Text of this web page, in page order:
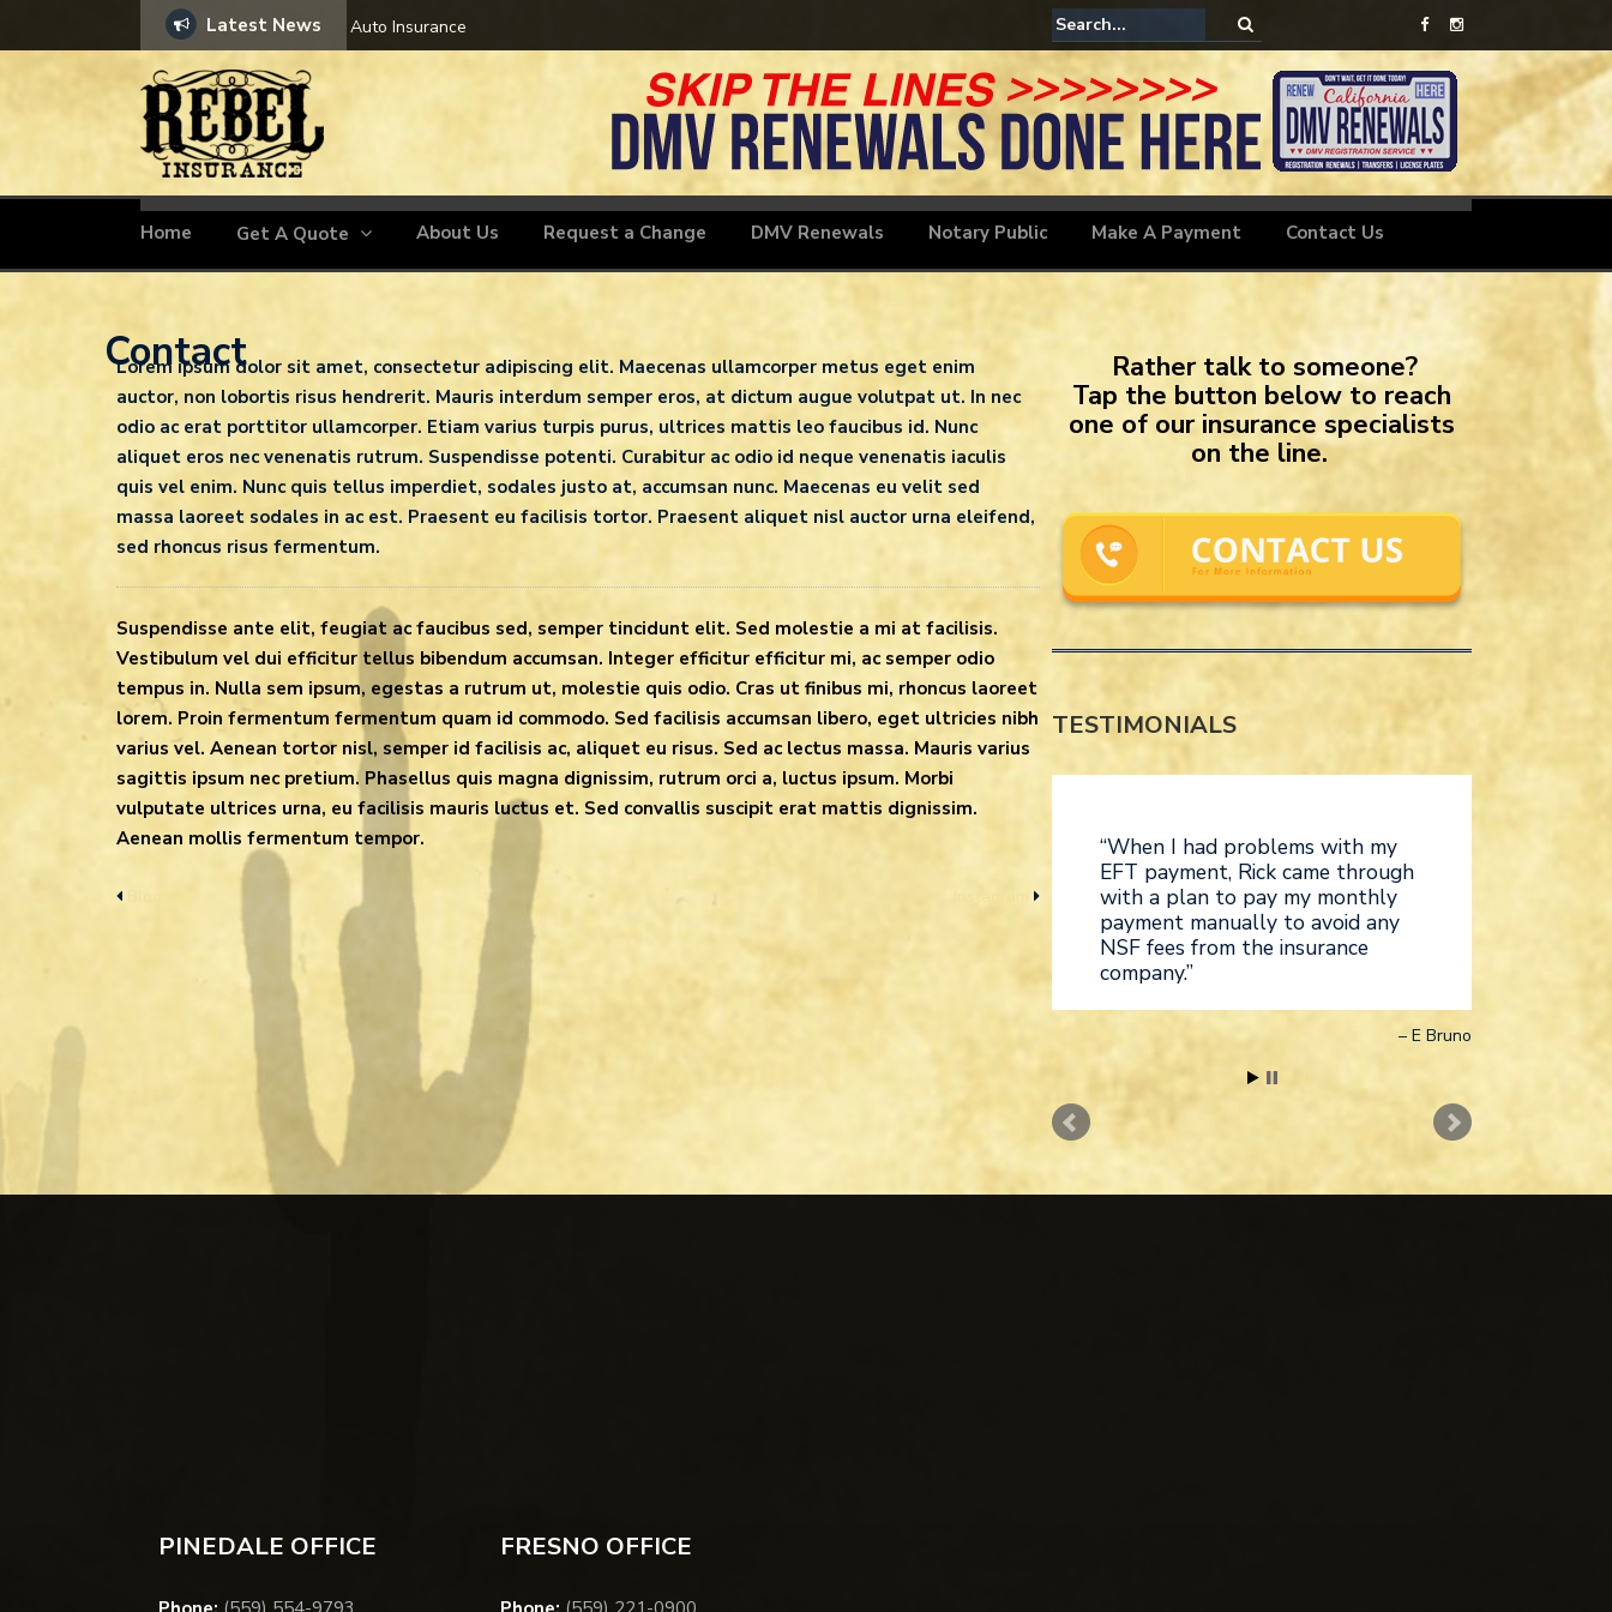
Latest News Motorcycle Insurance
Home Get A Quote About Us Request a Change DMV Renewals Notary Public Make A Payment Contact Us
Contact
Lorem ipsum dolor sit amet, consectetur adipiscing elit. Maecenas ullamcorper metus eget enim
auctor, non lobortis risus hendrerit. Mauris interdum semper eros, at dictum augue volutpat ut. In nec
odio ac erat porttitor ullamcorper. Etiam varius turpis purus, ultrices mattis leo faucibus id. Nunc
aliquet eros nec venenatis rutrum. Suspendisse potenti. Curabitur ac odio id neque venenatis iaculis
quis vel enim. Nunc quis tellus imperdiet, sodales justo at, accumsan nunc. Maecenas eu velit sed
massa laoreet sodales in ac est. Praesent eu facilisis tortor. Praesent aliquet nisl auctor urna eleifend,
sed rhoncus risus fermentum.
Suspendisse ante elit, feugiat ac faucibus sed, semper tincidunt elit. Sed molestie a mi at facilisis.
Vestibulum vel dui efficitur tellus bibendum accumsan. Integer efficitur efficitur mi, ac semper odio
tempus in. Nulla sem ipsum, egestas a rutrum ut, molestie quis odio. Cras ut finibus mi, rhoncus laoreet
lorem. Proin fermentum fermentum quam id commodo. Sed facilisis accumsan libero, eget ultricies nibh
varius vel. Aenean tortor nisl, semper id facilisis ac, aliquet eu risus. Sed ac lectus massa. Mauris varius
sagittis ipsum nec pretium. Phasellus quis magna dignissim, rutrum orci a, luctus ipsum. Morbi
vulputate ultrices urna, eu facilisis mauris luctus et. Sed convallis suscipit erat mattis dignissim.
Aenean mollis fermentum tempor.
Rather talk to someone?
Tap the button below to reach
one of our insurance specialists
on the line.
TESTIMONIALS
When I had problems with my
EFT payment, Rick came through
with a plan to pay my monthly
payment manually to avoid any
NSF fees from the insurance
company.
E Bruno
PINEDALE OFFICE FRESNO OFFICE